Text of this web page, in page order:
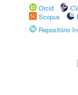
Orcid
Scopus
Repositório